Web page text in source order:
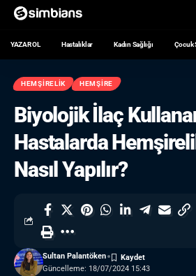
YAZAR OL Hastalıklar Kadın Sağlığı Çocuk
HEMŞIRELIK HEMŞIRE
Biyolojik İlaç
Hastalarda
Nasıl Yapılır?
Güncelleme: 18/07/2024 15:43
Sultan Palantöken